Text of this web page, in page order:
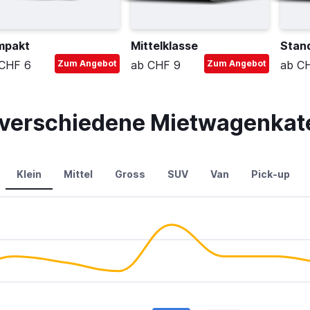
6
Zum Angebot
Mittelklasse
ab CHF 9
Zum Angebot
ab
Klein Mittel Gross SUV Van Pick-up